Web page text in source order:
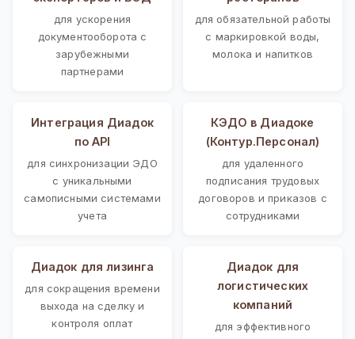
для ускорения
документооборота с
зарубежными
партнерами
для обязательной работы
с маркировкой воды,
молока и напитков
Интеграция Диадок
по API
для синхронизации ЭДО
с уникальными
самописными системами
учета
КЭДО в Диадоке
(Контур.Персонал)
для удаленного
подписания трудовых
договоров и приказов с
сотрудниками
Диадок для лизинга
для сокращения времени
выхода на сделку и
контроля оплат
Диадок для
логистических
компаний
для эффективного